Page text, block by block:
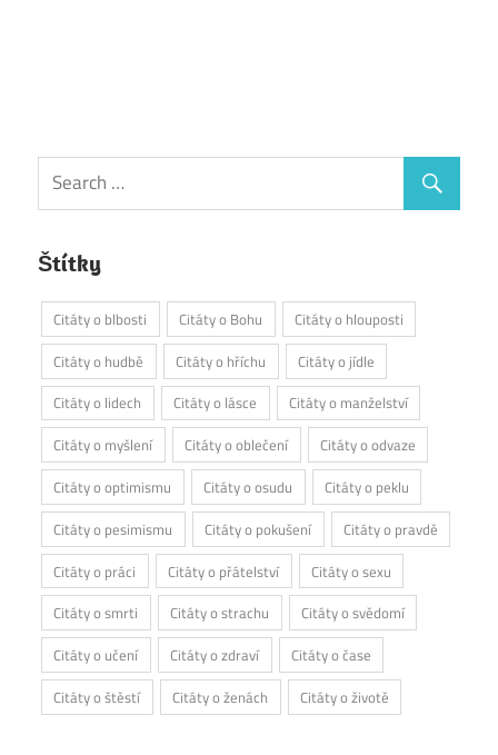
Štítky
Citáty o blbosti Citáty o Bohu
Citáty o hlouposti
Citáty o hudbě
Citáty o hříchu
Citáty o jídle
Citáty o lidech
Citáty o lásce
Citáty o manželství
Citáty o myšlení
Citáty o oblečení
Citáty o odvaze
Citáty o optimismu
Citáty o osudu
Citáty o peklu
Citáty o pesimismu
Citáty o pokušení
Citáty o pravdě
Citáty o práci
Citáty o přátelství
Citáty o sexu
Citáty o smrti
Citáty o strachu
Citáty o svědomí
Citáty o učení
Citáty o zdraví
Citáty o čase
Citáty o štěstí
Citáty o ženách Citáty o životě